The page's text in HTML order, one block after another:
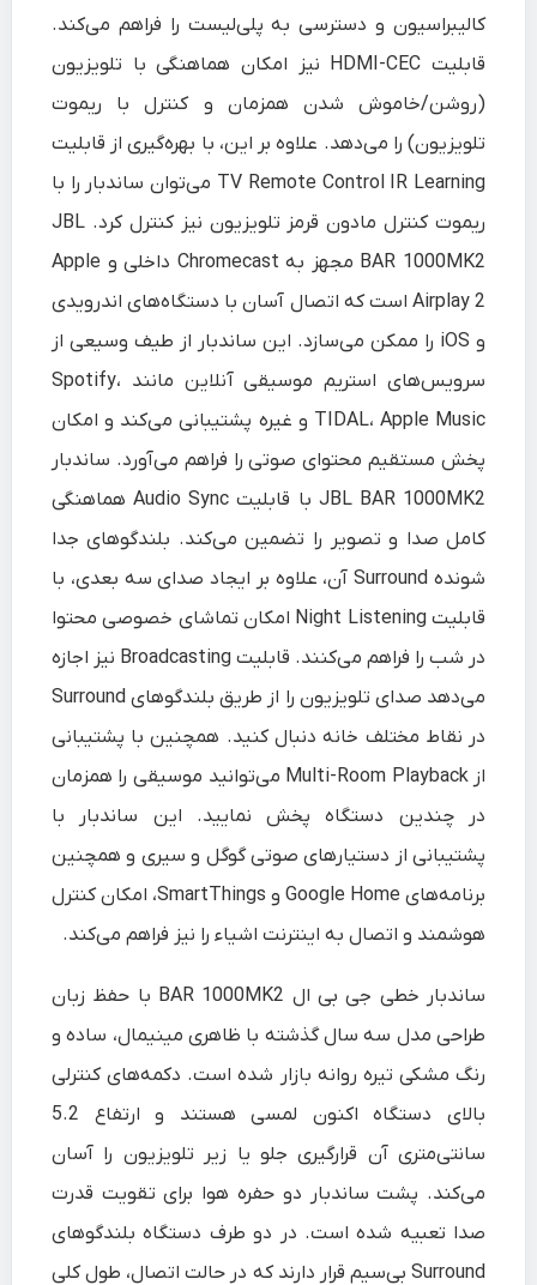
کالیبراسیون و دسترسی به پلی‌لیست را فراهم می‌کند.
قابلیت HDMI-CEC نیز امکان هماهنگی با تلویزیون
(روشن/خاموش شدن همزمان و کنترل با ریموت
تلویزیون) را می‌دهد. علاوه بر این، با بهره‌گیری از قابلیت
TV Remote Control IR Learning می‌توان ساندبار را با
ریموت کنترل مادون قرمز تلویزیون نیز کنترل کرد. JBL
BAR 1000MK2 مجهز به Chromecast داخلی و Apple
Airplay 2 است که اتصال آسان با دستگاه‌های اندرویدی
و iOS را ممکن می‌سازد. این ساندبار از طیف وسیعی از
سرویس‌های استریم موسیقی آنلاین مانند Spotify،
TIDAL، Apple Music و غیره پشتیبانی می‌کند و امکان
پخش مستقیم محتوای صوتی را فراهم می‌آورد. ساندبار
JBL BAR 1000MK2 با قابلیت Audio Sync هماهنگی
کامل صدا و تصویر را تضمین می‌کند. بلندگوهای جدا
شونده Surround آن، علاوه بر ایجاد صدای سه‌ بعدی، با
قابلیت Night Listening امکان تماشای خصوصی محتوا
در شب را فراهم می‌کنند. قابلیت Broadcasting نیز اجازه
می‌دهد صدای تلویزیون را از طریق بلندگوهای Surround
در نقاط مختلف خانه دنبال کنید. همچنین با پشتیبانی
از Multi-Room Playback می‌توانید موسیقی را همزمان
در چندین دستگاه پخش نمایید. این ساندبار با
پشتیبانی از دستیارهای صوتی گوگل و سیری و همچنین
برنامه‌های Google Home و SmartThings، امکان کنترل
هوشمند و اتصال به اینترنت اشیاء را نیز فراهم می‌کند.
ساندبار خطی جی‌ بی‌ ال BAR 1000MK2 با حفظ زبان
طراحی مدل سه سال گذشته با ظاهری مینیمال، ساده و
رنگ مشکی تیره روانه بازار شده است. دکمه‌های کنترلی
بالای دستگاه اکنون لمسی هستند و ارتفاع 5.2
سانتی‌متری آن قرارگیری جلو یا زیر تلویزیون را آسان
می‌کند. پشت ساندبار دو حفره هوا برای تقویت قدرت
صدا تعبیه شده است. در دو طرف دستگاه بلندگوهای
Surround بی‌سیم قرار دارند که در حالت اتصال، طول کلی